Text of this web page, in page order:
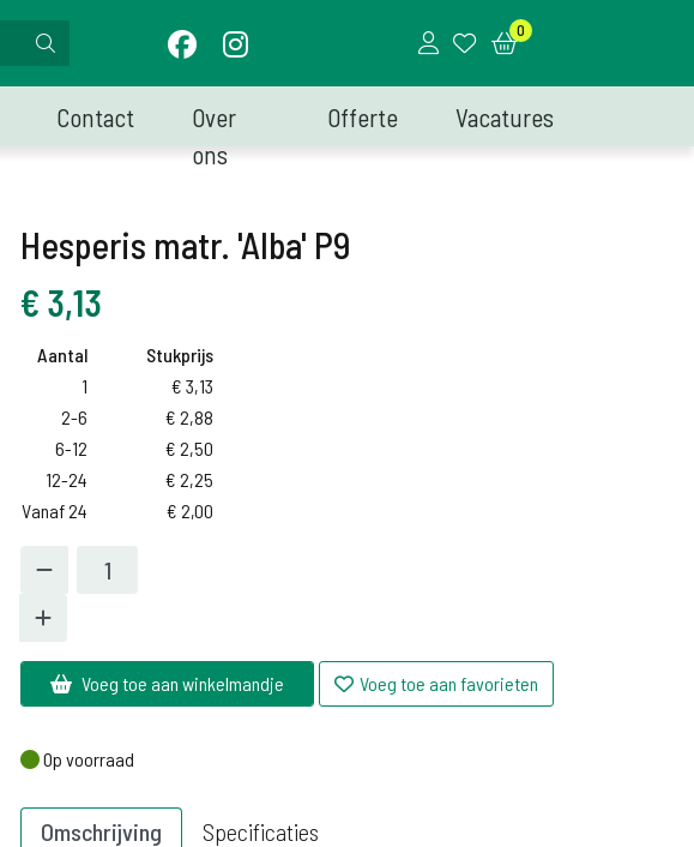
0
Contact
Over
ons
Offerte Vacatures
Hesperis matr. 'Alba' P9
€ 3,13
Aantal
Stukprijs
1
€ 3,13
2-6
€ 2,88
6-12
€ 2,50
12-24
€ 2,25
Vanaf 24
€ 2,00
Voeg toe aan winkelmandje Voeg toe aan favorieten
Op voorraad
Op voorraad
Omschrijving Specificaties